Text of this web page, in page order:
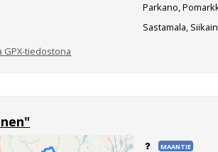
Parkano,
Sastamala,
GPX-tiedostona
MAANTIE